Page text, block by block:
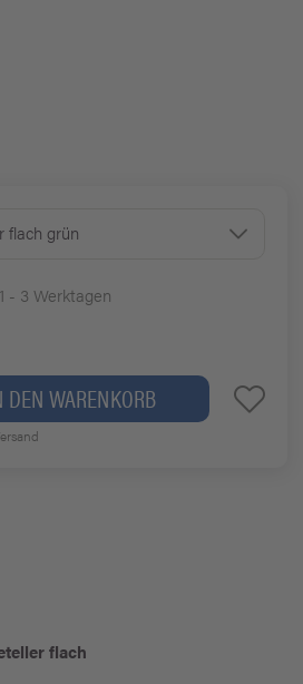
flach grün
- 3 Werktagen
DEN WARENKORB
flach